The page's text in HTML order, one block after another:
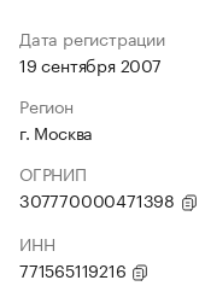
Дата регистрации
19 сентября 2007
Регион
г. Москва
ОГРНИП
307770000471398
ИНН
771565119216